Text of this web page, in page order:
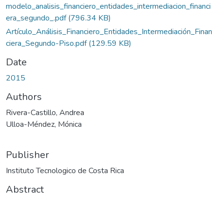
modelo_analisis_financiero_entidades_intermediacion_financi
era_segundo_.pdf(796.34 KB)
Artículo_Análisis_Financiero_Entidades_Intermediación_Finan
ciera_Segundo-Piso.pdf(129.59 KB)
Date
2015
Authors
Rivera-Castillo, Andrea
Ulloa-Méndez, Mónica
Publisher
Instituto Tecnologico de Costa Rica
Abstract